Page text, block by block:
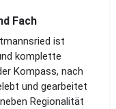
Fach
ist
komplette
Kompass, nach
und gearbeitet
Regionalität